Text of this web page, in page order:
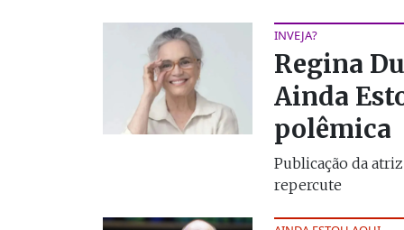
INVEJA?
Regina
Ainda
polêmica
Publicação da
repercute